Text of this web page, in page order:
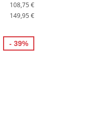
108,75 €
149,95 €
- 39%